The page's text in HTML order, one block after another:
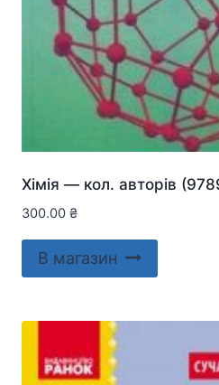
Хiмiя — кол. авторів
300.00 ₴
В магазин